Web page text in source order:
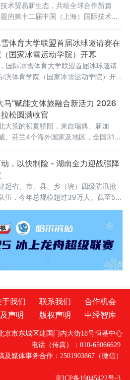
技术贸易新生态，共绘全球合作新篇
的第十二届中国（上海）国际技术进
在上海世博展览馆举办。据6月3日举
市政府新闻发布会介绍，本届上交会
积达3.8万平方米，汇聚全球22个国家
全国24个省区市的创新成果，参展企
破千家，达到1006家。规模更鼎盛：
体育大学联盟首届冰球邀请赛在
国家冰雪运动学院）开幕
国际冰雪体育大学联盟首届冰球邀请
滨体育学院（国家冰雪运动学院）开
局相关领导，韩国、俄罗斯等外籍嘉
合作单位代表以及哈体院（国家冰雪
）校领导出席开幕式，各参赛代表
员代表、特邀嘉宾共同参加开幕活
冰雪体育大学联盟于2025年11月27日
马”赋能文体旅融合新活力 2026
松圆满收官
大荒的初夏骄阳，来自瑞典、新加
、芬兰4个海外国家及地区，全国31个
跑。基于2024、2025年两届赛事的成
本届赛事坚守突出地域特色的办赛初
打造“跟着赛事去旅行”文旅新场景，以
带串联本地生态风光、人文风情与文
让参赛选手在赛道之上领略
，以快制险 - 湖南全力迎战强降
起省、市、县、乡（垸）四级防汛抢
伍，今年总规模超过39万人。截至5月
备8700余台套。
于我们 联系我们
合作机会
声明
版权声明 中经智库
京市东城区建国门内大街18号恒基中心
电话（传真）：010-65066629
及媒体事务合作：2501903867（微信）
京ICP备19045422号-3